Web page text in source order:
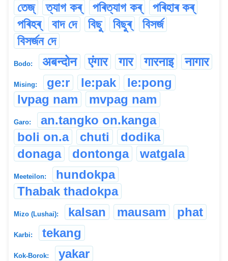
তেজ্
ত্যাগ কৰ্ পৰিত্যাগ কৰ্
পৰিহাৰ কৰ্
পৰিহৰ্
বাদ দে বিছু বিছুৰ্
বিসৰ্জ
বিসৰ্জন দে
Bodo: अबन्दोन एंगार गार गारनाइ नागार
Mising: ge:r le:pak
le:pong
lvpag nam
mvpag nam
Garo:
an.tangko on.kanga
boli on.a
chuti
dodika
donaga
dontonga watgala
Meeteilon:
hundokpa
Thabak thadokpa
Mizo (Lushai): kalsan mausam phat
Karbi: tekang
Kok-Borok: yakar